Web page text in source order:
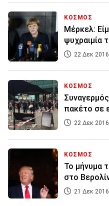
ΚΟΣΜΟΣ
Μέρκελ:
ψυχραιμία
22 Δεκ
ΚΟΣΜΟΣ
πακέτο σε
22 Δεκ
ΚΟΣΜΟΣ
Το μήνυμα
στο
21 Δεκ